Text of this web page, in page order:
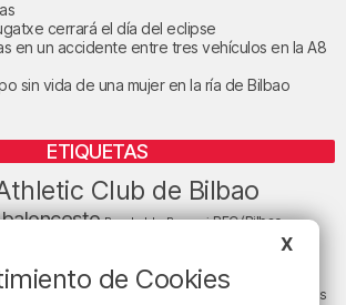
cerrará el día del eclipse
en un accidente entre tres vehículos en la A8
sin vida de una mujer en la ría de Bilbao
ETIQUETAS
Club de Bilbao
baloncesto Barakaldo Basauri BEC (Bilbao
Bizkaia
Copa del Rey cultura
Cáritas
X
de Cookies